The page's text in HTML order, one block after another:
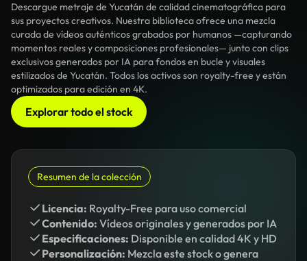
Descargue metraje de Yucatán de calidad cinematográfica para
sus proyectos creativos. Nuestra biblioteca ofrece una mezcla
curada de vídeos auténticos grabados por humanos —capturando
momentos reales y composiciones profesionales— junto con clips
exclusivos generados por IA para fondos en bucle y visuales
estilizados de Yucatán. Todos los activos son royalty-free y están
optimizados para edición en 4K.
Explorar todo el stock
Resumen de la colección
Licencia: Royalty-Free para uso comercial
Contenido: Vídeos originales y generados por IA
Especificaciones: Disponible en calidad 4K y HD
Personalización: Mezcla este stock o genera